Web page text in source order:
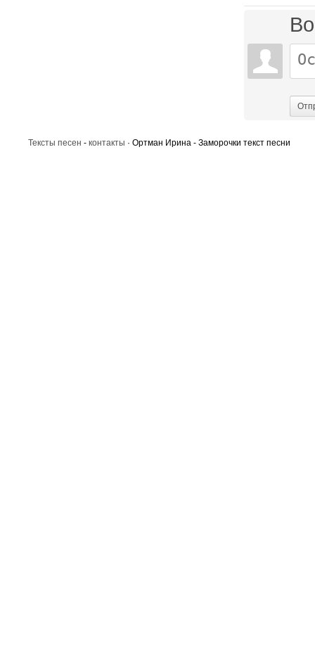
Тексты песен - контакты · Ортман Ирина - Заморочки текст песни